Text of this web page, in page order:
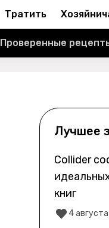
Тратить
Проверенные
Лучшее
Collider
книг
4 августа